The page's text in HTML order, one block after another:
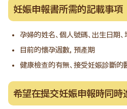
妊娠申報書所需的記載事項
孕婦的姓名、個人號碼、出生日期、
目前的懷孕週數，預產期
健康檢查的有無、接受妊娠診斷
希望在提交妊娠申報時同時